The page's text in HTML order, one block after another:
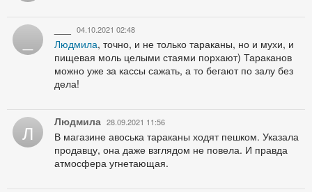
04.10.2021 02:48
Людмила, точно, и не только тараканы, но и мухи, и
пищевая моль целыми стаями порхают) Тараканов
можно уже за кассы сажать, а то бегают по залу без
дела!
Л Людмила 28.09.2021 11:56
В магазине авоська тараканы ходят пешком. Указала
продавцу, она даже взглядом не повела. И правда
атмосфера угнетающая.